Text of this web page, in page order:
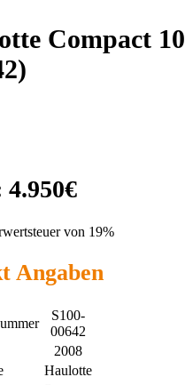
Compact 10
4.950€
von 19%
Angaben
S100-
00642
2008
Haulotte